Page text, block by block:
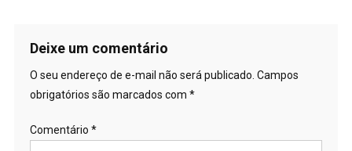
Deixe um comentário
O seu endereço de e-mail não será publicado. Campos
obrigatórios são marcados com *
Comentário *